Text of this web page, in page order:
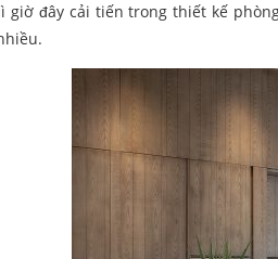
giờ đây cải tiến trong thiết kế